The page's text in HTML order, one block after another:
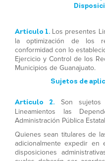
Artículo 1. Los presentes
la optimización de los
conformidad con lo
Ejercicio y Control de los
Municipios de Guanajuato.
Sujetos de
Artículo 2. Son
Lineamientos las
Administración Pública
Quienes sean titulares de
adicionalmente expedir en
disposiciones